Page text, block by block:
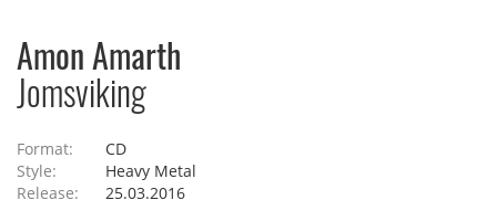
Amon Amarth
Jomsviking
Format:
CD
Style:
Heavy Metal
Release:
25.03.2016